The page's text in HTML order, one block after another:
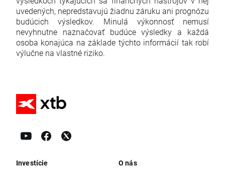
uvedených, nepredstavujú žiadnu záruku ani prognózu
budúcich výsledkov. Minulá výkonnosť nemusí
nevyhnutne naznačovať budúce výsledky a každá
osoba konajúca na základe týchto informácií tak robí
výlučne na vlastné riziko.
Investície O nás